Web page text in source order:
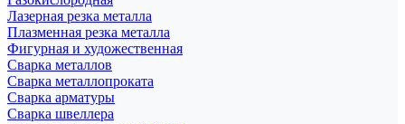
Лазерная резка металла
Плазменная резка металла
Фигурная и художественная
Сварка металлов
Сварка металлопроката
Сварка арматуры
Сварка швеллера